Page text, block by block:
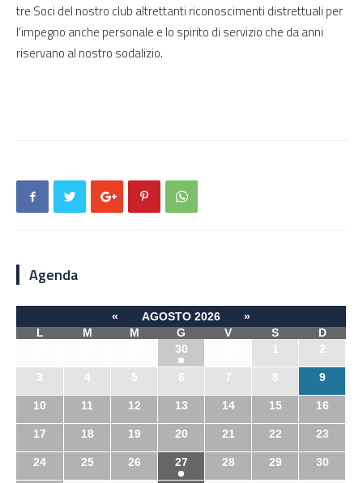
tre Soci del nostro club altrettanti riconoscimenti distrettuali per
l’impegno anche personale e lo spirito di servizio che da anni
riservano al nostro sodalizio.
Agenda
« AGOSTO 2026
»
L
M M G V S
D
30 1 2
3 4 5 6 7 8 9
10 11 12 13 14 15 16
17 18 19 20 21 22 23
24 25 26 27 28 29 30